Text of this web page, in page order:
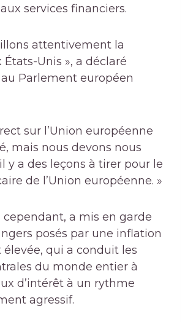
services financiers.
attentivement la
Unis », a déclaré
Parlement européen
sur l’Union européenne
mais nous devons nous
y a des leçons à tirer pour le
de l’Union européenne. »
cependant, a mis en garde
posés par une inflation
qui a conduit les
du monde entier à
d’intérêt à un rythme
agressif.